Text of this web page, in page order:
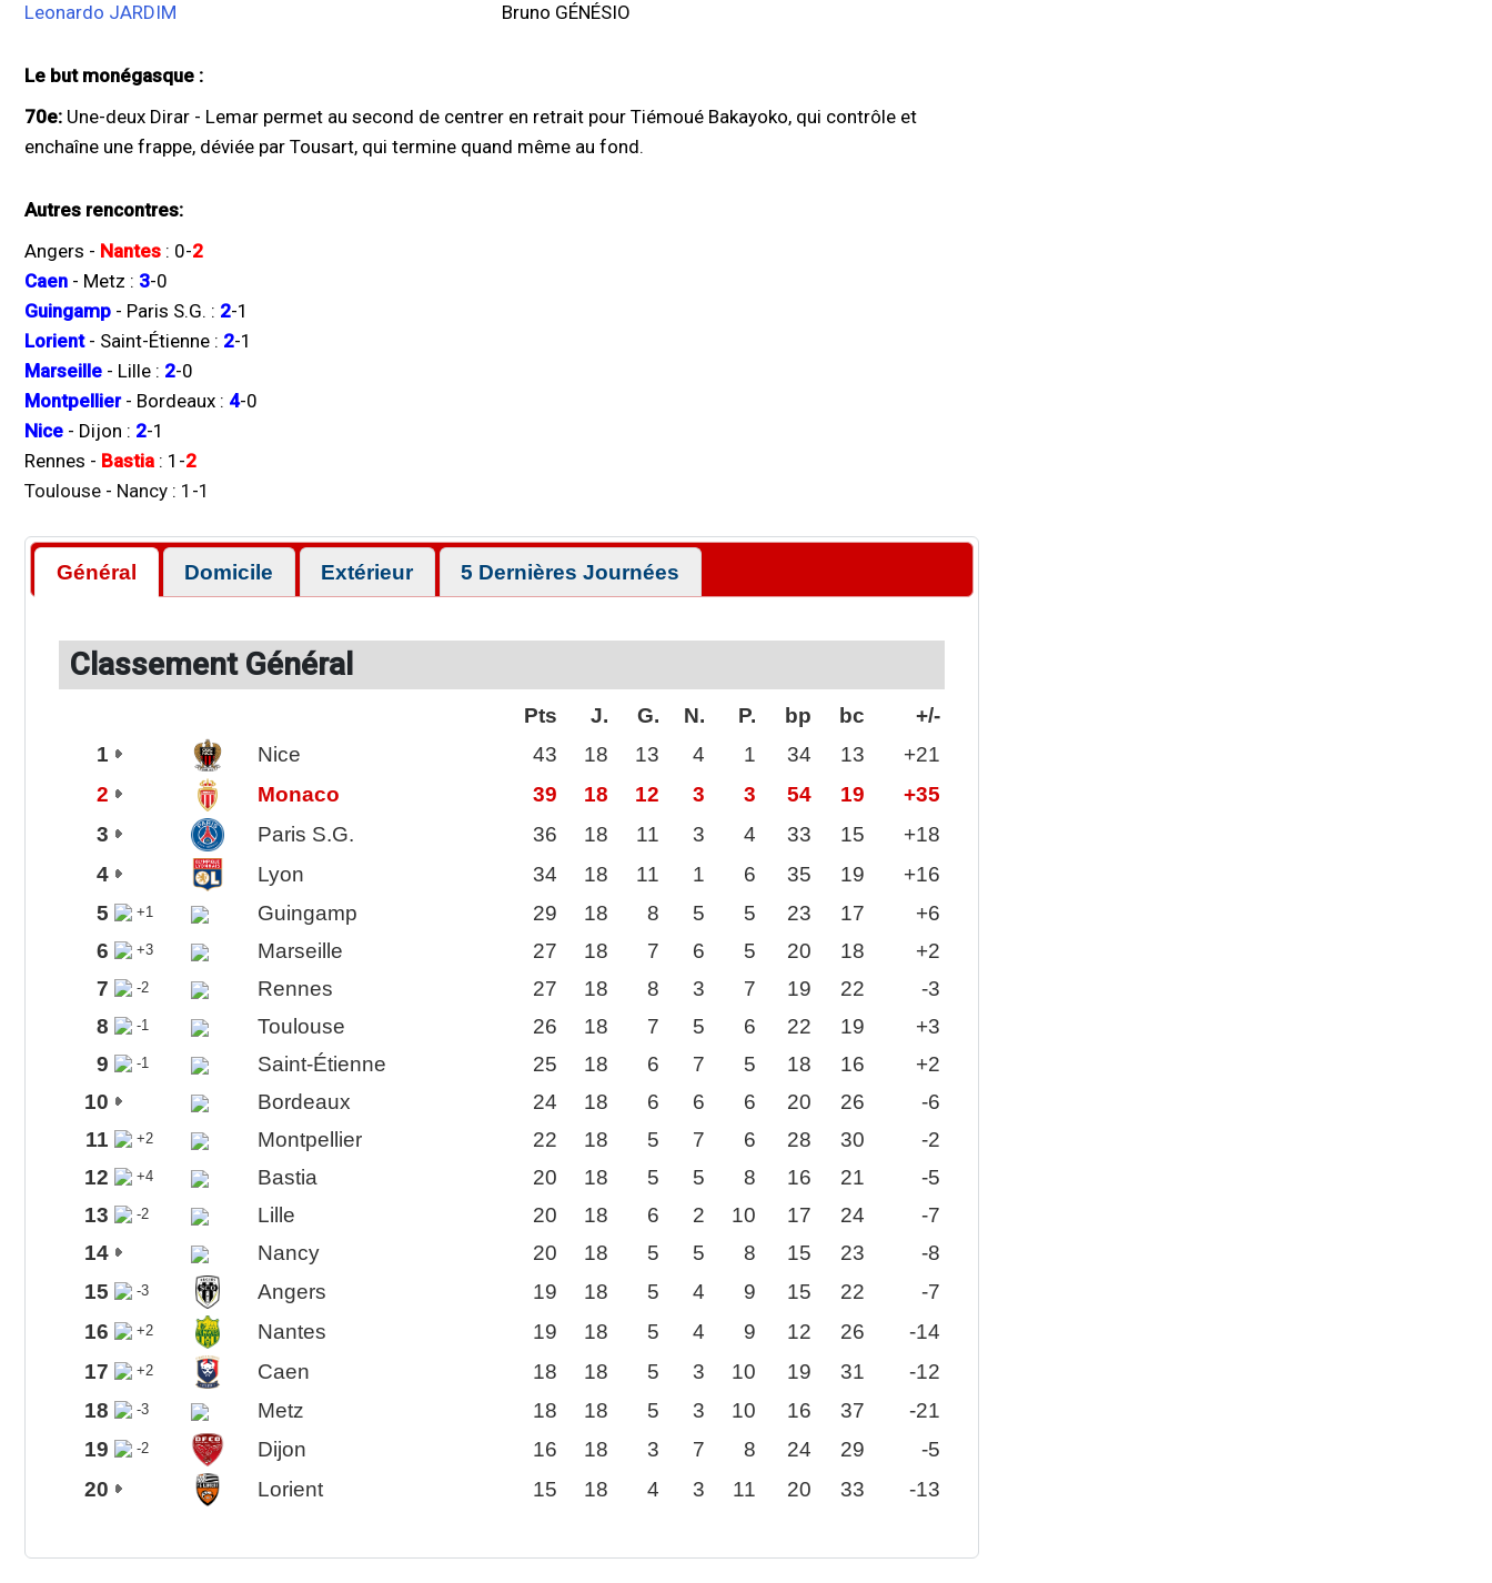
Leonardo JARDIM Bruno GÉNÉSIO
Le but monégasque :
70e: Une-deux Dirar - Lemar permet au second de centrer en retrait pour Tiémoué Bakayoko, qui contrôle et
enchaîne une frappe, déviée par Tousart, qui termine quand même au fond.
Autres rencontres:
Angers - Nantes : 0-2
Caen - Metz : 3-0
Guingamp - Paris S.G. : 2-1
Lorient- Saint-Étienne : 2-1
Marseille - Lille : 2-0
Montpellier- Bordeaux : 4-0
Nice - Dijon : 2-1
Rennes - Bastia : 1 -2
Toulouse - Nancy : 1 -1
Général Domicile Extérieur 5 Dernières Journées
Classement Général
Pts J. G. N. P. bp bc
+/-
1
Nice 43 18 13 4 1 34 13
+21
2
Monaco 39 18 12 3 3 54 19
+35
3
Paris S.G. 36 18 11 3 4 33 15
+18
4
Lyon 34 18 11 1 6 35 19
+16
5
+1 Guingamp 29 18 8 5 5 23 17
+6
6
+3 Marseille 27 18 7 6 5 20 18
+2
7
-2 Rennes 27 18 8 3 7 19 22
-3
8
-1 Toulouse 26 18 7 5 6 22 19
+3
9
-1 Saint-Étienne 25 18 6 7 5 18 16
+2
10
Bordeaux 24 18 6 6 6 20 26
-6
11
+2 Montpellier 22 18 5 7 6 28 30
-2
12
+4 Bastia 20 18 5 5 8 16 21
-5
13
-2 Lille 20 18 6 2 10 17 24
-7
14
Nancy 20 18 5 5 8 15 23
-8
15
-3 Angers 19 18 5 4 9 15 22
-7
16
+2 Nantes 19 18 5 4 9 12 26
-14
17
+2 Caen 18 18 5 3 10 19 31
-12
18
-3 Metz 18 18 5 3 10 16 37
-21
19
-2 Dijon 16 18 3 7 8 24 29
-5
20
Lorient 15 18 4 3 11 20 33 -13